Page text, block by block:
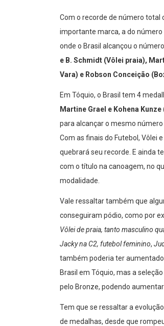
Com o recorde de número total
importante marca, a do número
onde o Brasil alcançou o
e B. Schmidt (Vôlei praia),
Vara) e Robson Conceição
Em Tóquio, o Brasil tem 4
Martine Grael e Kohena
para alcançar o mesmo
Com as finais do Futebol, Vôlei
quebrará seu recorde. E ainda
com o título na canoagem, no
modalidade.
Vale ressaltar também que
conseguiram pódio, como por
Vôlei de praia, tanto masculino
Jacky na C2, futebol feminino,
também poderia ter
Brasil em Tóquio, mas a
pelo Bronze, podendo
Tem que se ressaltar a
de medalhas, desde que